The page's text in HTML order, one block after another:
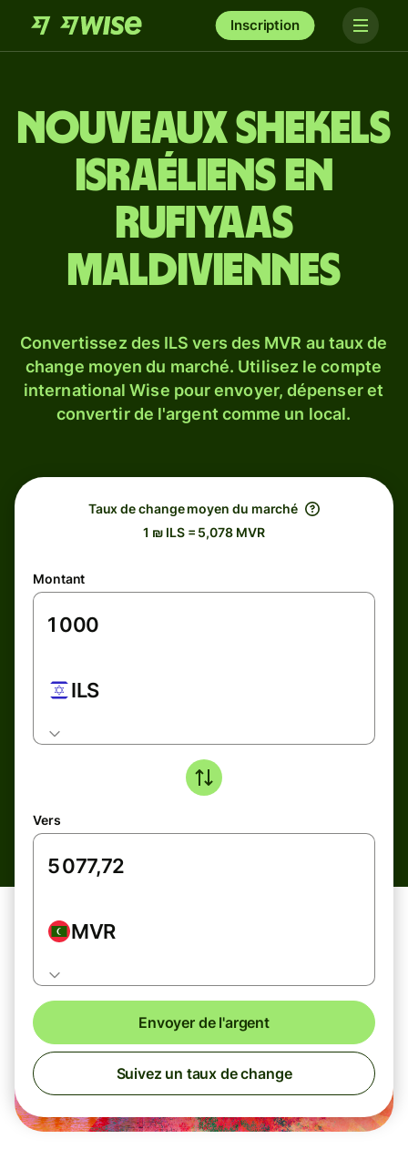
Inscription
Nouveaux shekels
israéliens en
rufiyaas
maldiviennes
Convertissez des ILS vers des MVR au taux de
change moyen du marché. Utilisez le compte
international Wise pour envoyer, dépenser et
convertir de l'argent comme un local.
Taux de change moyen du marché
1 ₪ ILS = 5,078 MVR
Montant
ILS
Vers
MVR
Envoyer de l'argent
Suivez un taux de change